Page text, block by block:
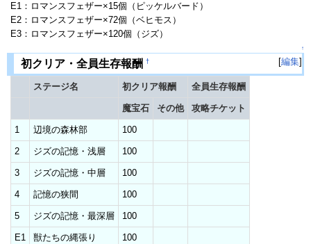
E1：ロマンスフェザー×15個（ピッケルバード）
E2：ロマンスフェザー×72個（ベヒモス）
E3：ロマンスフェザー×120個（ジズ）
↑
初クリア・全員生存報酬 † [編集]
ステージ名 初クリア報酬 全員生存報酬
魔宝石 その他 攻略チケット
1 辺境の森林部 100
2 ジズの記憶・浅層 100
3 ジズの記憶・中層 100
4 記憶の狭間 100
5 ジズの記憶・最深層 100
E1 獣たちの縄張り 100